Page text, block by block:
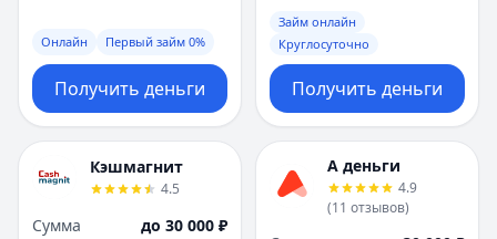
Онлайн Первый займ 0%
Получить деньги
Займ онлайн
Круглосуточно
Получить деньги
Кэшмагнит
4.5
Сумма
до 30 000 ₽
А деньги
4.9
(11 отзывов)